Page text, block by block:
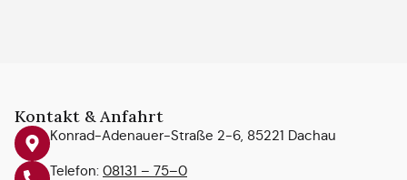
Kontakt & Anfahrt
Konrad-Adenauer-Straße 2-6, 85221 Dachau
Telefon: 08131 – 75–0